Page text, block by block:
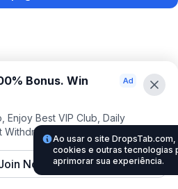
Bonus. Win
Enjoy Best VIP Club, Daily
Now
Ao usar o site
cookies e outras tecnologias
aprimorar sua experiência.